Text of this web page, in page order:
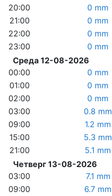
20:00
0 mm
21:00
0 mm
22:00
0 mm
23:00
0 mm
Среда 12-08-2026
00:00
0 mm
01:00
0 mm
02:00
0 mm
03:00
0.8 mm
09:00
1.2 mm
15:00
5.3 mm
21:00
5.1 mm
Четверг 13-08-2026
03:00
7.1 mm
09:00
6.7 mm